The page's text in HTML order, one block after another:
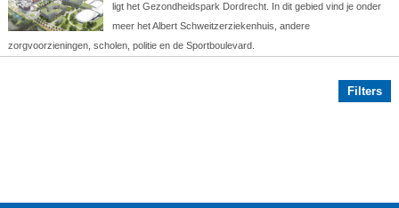
ligt het Gezondheidspark Dordrecht. In dit gebied vind je onder
meer het Albert Schweitzerziekenhuis, andere
zorgvoorzieningen, scholen, politie en de Sportboulevard.
Filters